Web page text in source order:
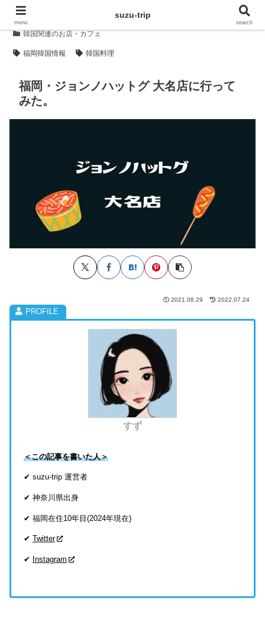
韓国関連のお店・カフェ
福岡韓国情報 韓国料理
福岡・ジョンノハットグ 大名店に行って
みた。
2021.08.29 2022.07.24
すず
＜この記事を書いた人＞
✔ suzu-trip 運営者
✔ 神奈川県出身
✔ 福岡在住10年目(2024年現在)
✔ Twitter
✔ Instagram
menu
suzu-trip
search